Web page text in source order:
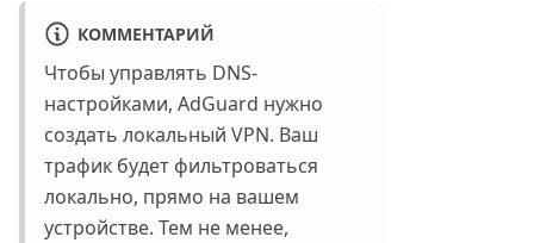
КОММЕНТАРИЙ
Чтобы управлять DNS-
настройками, AdGuard нужно
создать локальный VPN. Ваш
трафик будет фильтроваться
локально, прямо на вашем
устройстве. Тем не менее,